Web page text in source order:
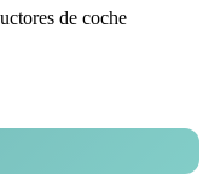
de coche